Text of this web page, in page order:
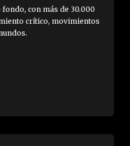
con más de 30.000
crítico, movimientos